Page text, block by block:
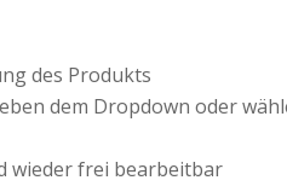
des Produkts
dem Dropdown oder
wieder frei bearbeitbar